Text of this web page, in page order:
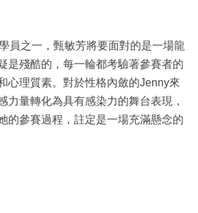
員之一，甄敏芳將要面對的是一場龍
是殘酷的，每一輪都考驗著參賽者的
心理質素。對於性格內斂的Jenny來
力量轉化為具有感染力的舞台表現，
的參賽過程，註定是一場充滿懸念的